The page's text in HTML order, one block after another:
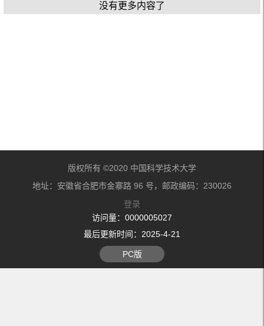
没有更多内容了
版权所有 ©2020 中国科学技术大学
地址：安徽省合肥市金寨路 96 号，邮政编码：230026
登录
访问量： 0000005027
最后更新时间： 2025-4-21
PC版